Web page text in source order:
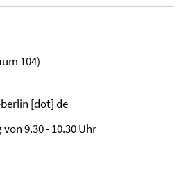
104)
[dot] de
9.30 - 10.30 Uhr